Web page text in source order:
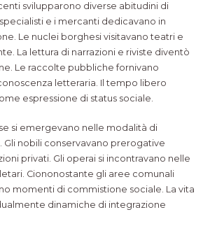
svilupparono diverse abitudini di
e i mercanti dedicavano in
Le nuclei borghesi visitavano teatri e
La lettura di narrazioni e riviste diventò
Le raccolte pubbliche fornivano
letteraria. Il tempo libero
espressione di status sociale.
si emergevano nelle modalità di
nobili conservavano prerogative
privati. Gli operai si incontravano nelle
Ciononostante gli aree comunali
momenti di commistione sociale. La vita
dinamiche di integrazione